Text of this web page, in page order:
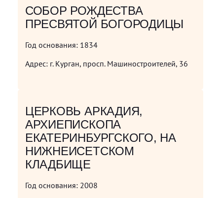
СОБОР РОЖДЕСТВА
ПРЕСВЯТОЙ БОГОРОДИЦЫ
Год основания: 1834
Адрес: г. Курган, просп. Машиностроителей, 36
ЦЕРКОВЬ АРКАДИЯ,
АРХИЕПИСКОПА
ЕКАТЕРИНБУРГСКОГО, НА
НИЖНЕИСЕТСКОМ
КЛАДБИЩЕ
Год основания: 2008